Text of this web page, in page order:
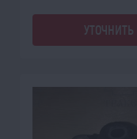
УТОЧНИТЬ